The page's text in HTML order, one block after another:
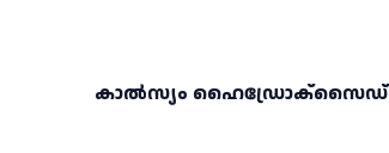
കാൽസ്യം ഹൈഡ്രോക്സൈഡ്